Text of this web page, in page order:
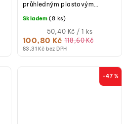
83,31 Kč bez DPH
100,80 Kč 118,60 Kč
Měrná
cena:
50,40 Kč / 1 ks
Skladem (8 ks)
průhledným plastovým
dřevěný motiv, jednoduchá
na složení, balení...
–47 %